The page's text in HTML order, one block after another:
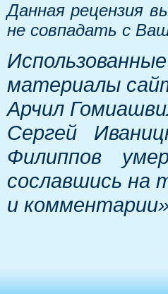
Данная рецензия
не совпадать с
материалы
Арчил
Сергей
Филиппов
сославшись
и